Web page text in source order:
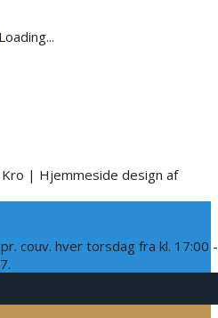
| Hjemmeside design af
couv. hver torsdag fra kl. 17:00